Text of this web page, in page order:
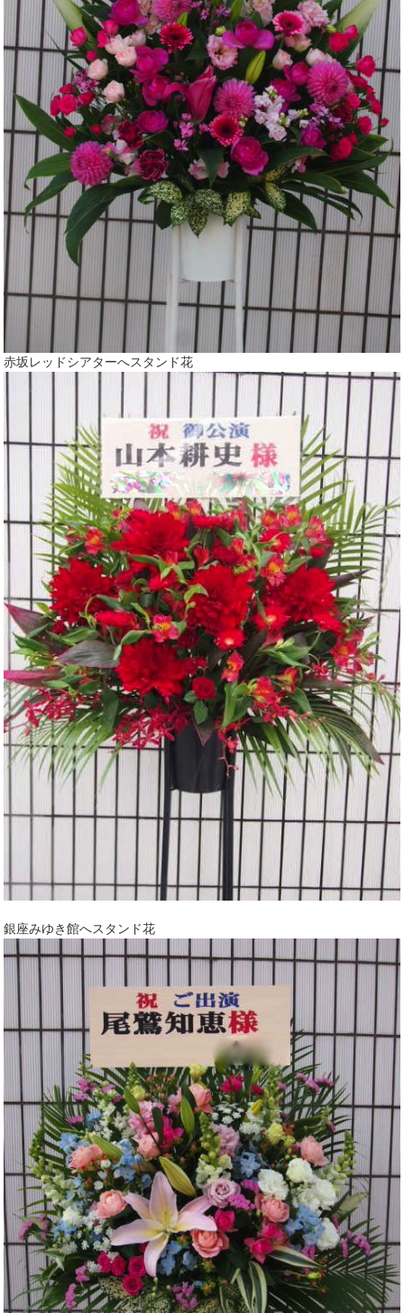
赤坂レッドシアターへスタンド花
銀座みゆき館へスタンド花